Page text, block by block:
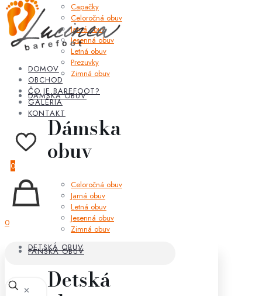
Capačky
Celoročná obuv
Jarná obuv
Jesenná obuv
Letná obuv
Prezuvky
Zimná obuv
DÁMSKA OBUV
Dámska
obuv
Celoročná obuv
Jarná obuv
Letná obuv
Jesenná obuv
Zimná obuv
PÁNSKA OBUV
DOMOV
OBCHOD
ČO JE BAREFOOT?
GALÉRIA
KONTAKT
0
0
DETSKÁ OBUV
Detská
✕